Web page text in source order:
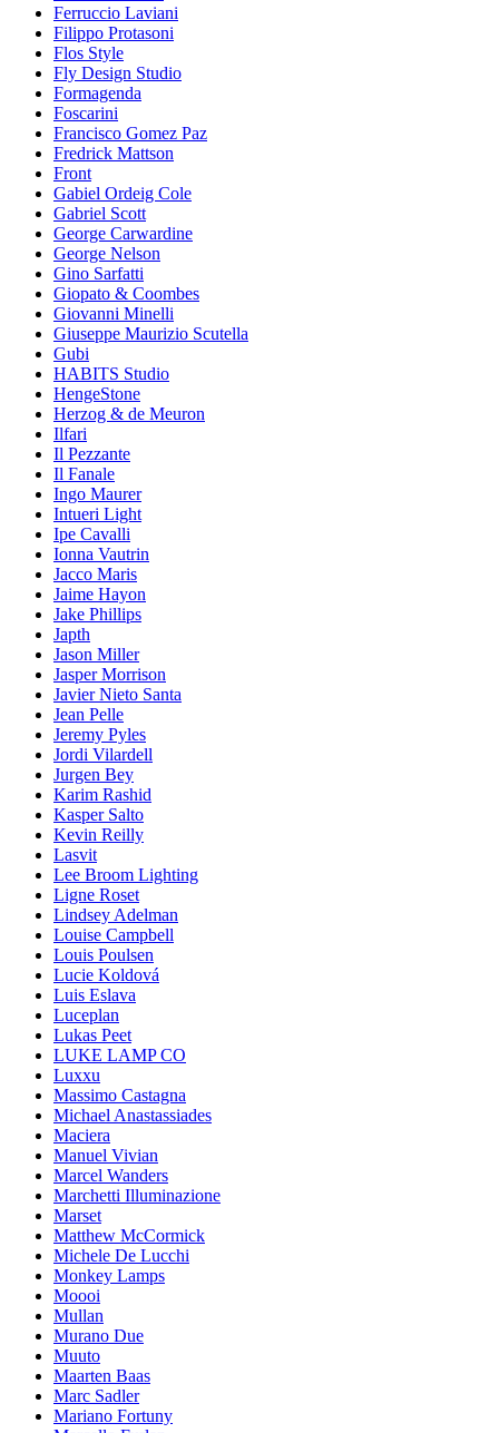
Ferruccio Laviani
Filippo Protasoni
Flos Style
Fly Design Studio
Formagenda
Foscarini
Francisco Gomez Paz
Fredrick Mattson
Front
Gabiel Ordeig Cole
Gabriel Scott
George Carwardine
George Nelson
Gino Sarfatti
Giopato & Coombes
Giovanni Minelli
Giuseppe Maurizio Scutella
Gubi
HABITS Studio
HengeStone
Herzog & de Meuron
Ilfari
Il Pezzante
Il Fanale
Ingo Maurer
Intueri Light
Ipe Cavalli
Ionna Vautrin
Jacco Maris
Jaime Hayon
Jake Phillips
Japth
Jason Miller
Jasper Morrison
Javier Nieto Santa
Jean Pelle
Jeremy Pyles
Jordi Vilardell
Jurgen Bey
Karim Rashid
Kasper Salto
Kevin Reilly
Lasvit
Lee Broom Lighting
Ligne Roset
Lindsey Adelman
Louise Campbell
Louis Poulsen
Lucie Koldová
Luis Eslava
Luceplan
Lukas Peet
LUKE LAMP CO
Luxxu
Massimo Castagna
Michael Anastassiades
Maciera
Manuel Vivian
Marcel Wanders
Marchetti Illuminazione
Marset
Matthew McCormick
Michele De Lucchi
Monkey Lamps
Moooi
Mullan
Murano Due
Muuto
Maarten Baas
Marc Sadler
Mariano Fortuny